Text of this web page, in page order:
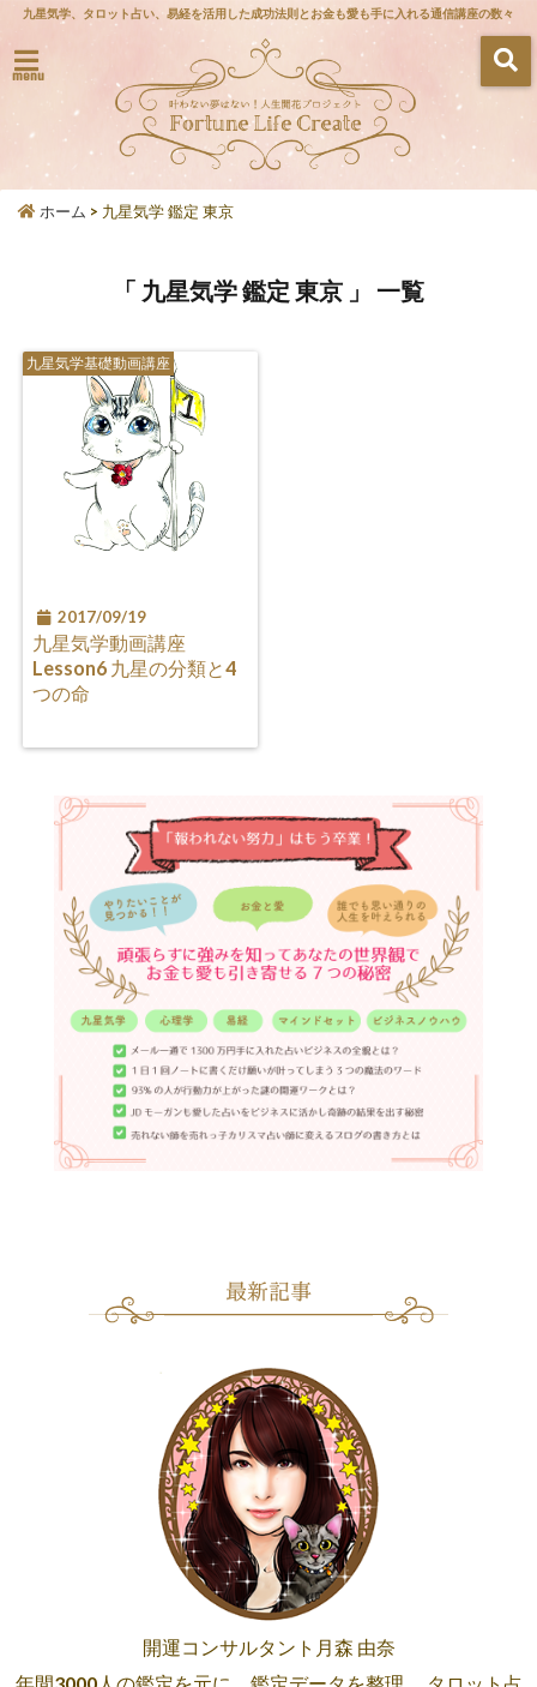
九星気学、タロット占い、易経を活用した成功法則とお金も愛も手に入れる通信講座の数々
menu
ホーム > 九星気学 鑑定 東京
「 九星気学 鑑定 東京 」 一覧
九星気学基礎動画講座
2017/09/19
九星気学動画講座
Lesson6 九星の分類と4
つの命
開運コンサルタント月森 由奈
年間3000人の鑑定を元に、鑑定データを整理。 タロット占